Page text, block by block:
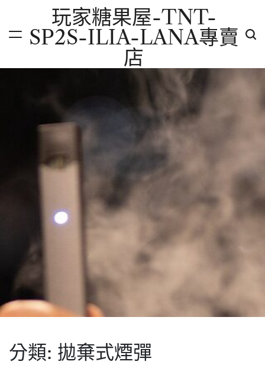
content
玩家糖果屋-TNT-
SP2S-ILIA-LANA專賣
店
分類: 拋棄式煙彈